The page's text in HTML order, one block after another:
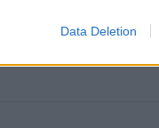
Data Deletion
Pelių ir žiurkių